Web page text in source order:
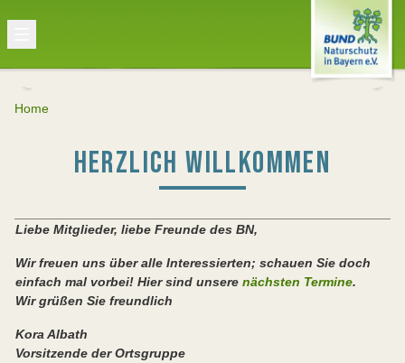
Home
HERZLICH WILLKOMMEN
Liebe Mitglieder, liebe Freunde des BN,
Wir freuen uns über alle Interessierten; schauen Sie doch
einfach mal vorbei! Hier sind unsere nächsten Termine.
Wir grüßen Sie freundlich
Kora Albath
Vorsitzende der Ortsgruppe